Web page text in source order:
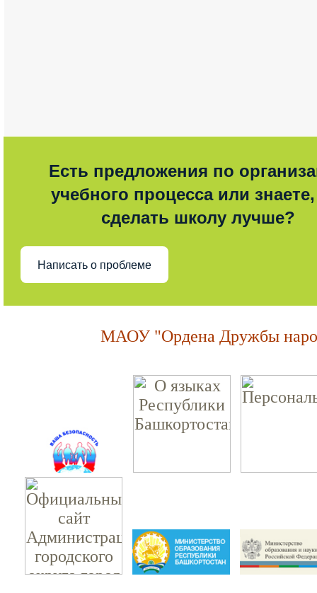
Есть предложения по
учебного процесса или знаете,
сделать школу лучше?
Написать о проблеме
МАОУ "Ордена Дружбы